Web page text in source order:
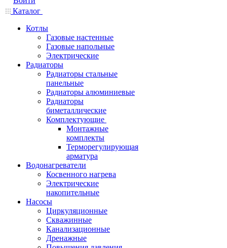
Каталог
Котлы
Газовые настенные
Газовые напольные
Электрические
Радиаторы
Радиаторы стальные
панельные
Радиаторы алюминиевые
Радиаторы
биметаллические
Комплектующие
Монтажные
комплекты
Терморегулирующая
арматура
Водонагреватели
Косвенного нагрева
Электрические
накопительные
Насосы
Циркуляционные
Скважинные
Канализационные
Дренажные